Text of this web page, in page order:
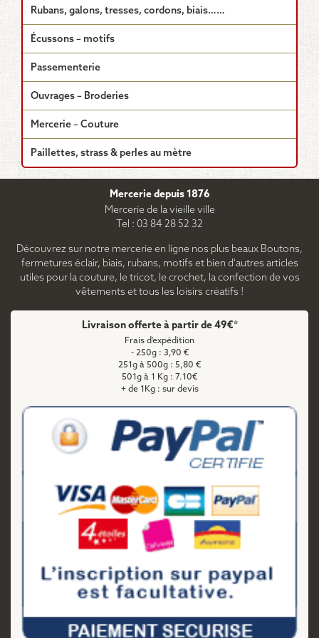
Rubans, galons, tresses, cordons, biais……
Écussons – motifs
Passementerie
Ouvrages – Broderies
Mercerie – Couture
Paillettes, strass & perles au mètre
Mercerie depuis 1876
Mercerie de la vieille ville
Tel : 03 84 28 52 32
Découvrez sur notre mercerie en ligne nos plus beaux Boutons,
fermetures éclair, biais, rubans, motifs et bien d'autres articles
utiles pour la couture, le tricot, le crochet, la confection de vos
vêtements et tous les loisirs créatifs !
Livraison offerte à partir de 49€*
Frais d'expédition
- 250g : 3,90 €
251g à 500g : 5,80 €
501g à 1 Kg : 7.10€
+ de 1Kg : sur devis